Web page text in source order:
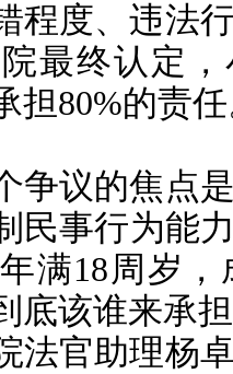
程度、违法
最终认定
担80%的责
争议的焦点
民事行为能
满18周岁
底该谁来承
法官助理杨